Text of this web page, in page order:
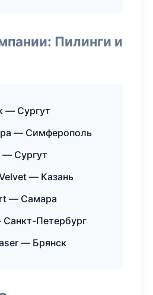
Пилинги и
— Сургут
— Симферополь
— Сургут
— Казань
— Самара
Петербург
— Брянск